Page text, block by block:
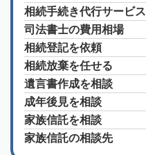
相続手続き代行サービス
司法書士の費用相場
相続登記を依頼
相続放棄を任せる
遺言書作成を相談
成年後見を相談
家族信託を相談
家族信託の相談先